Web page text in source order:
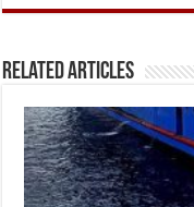
Related Articles